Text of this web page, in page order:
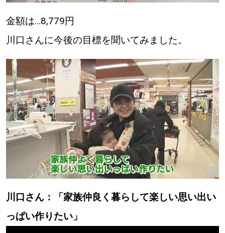
金額は…8,779円
川口さんに今後の目標を聞いてみました。
川口さん：「家族仲良く暮らして楽しい思い出い
っぱい作りたい」